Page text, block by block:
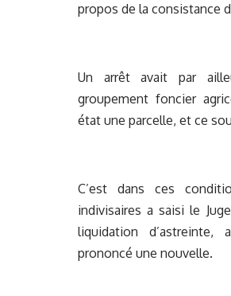
propos de la consistance
Un arrêt avait par
groupement foncier
état une parcelle, et ce
C’est dans ces
indivisaires a saisi le
liquidation
prononcé une nouvelle.